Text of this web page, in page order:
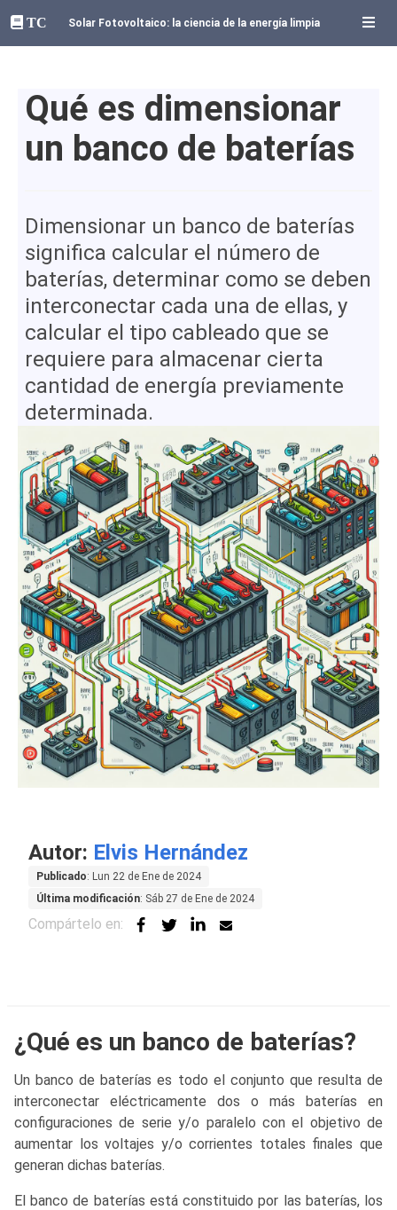
TC Solar Fotovoltaico: la ciencia de la energía limpia
Qué es dimensionar
un banco de baterías
Dimensionar un banco de baterías
significa calcular el número de
baterías, determinar como se deben
interconectar cada una de ellas, y
calcular el tipo cableado que se
requiere para almacenar cierta
cantidad de energía previamente
determinada.
Autor: Elvis Hernández
Publicado: Lun 22 de Ene de 2024
Última modificación: Sáb 27 de Ene de 2024
Compártelo en:
¿Qué es un banco de baterías?
Un banco de baterías es todo el conjunto que resulta de
interconectar eléctricamente dos o más baterías en
configuraciones de serie y/o paralelo con el objetivo de
aumentar los voltajes y/o corrientes totales finales que
generan dichas baterías.
El banco de baterías está constituido por las baterías, los